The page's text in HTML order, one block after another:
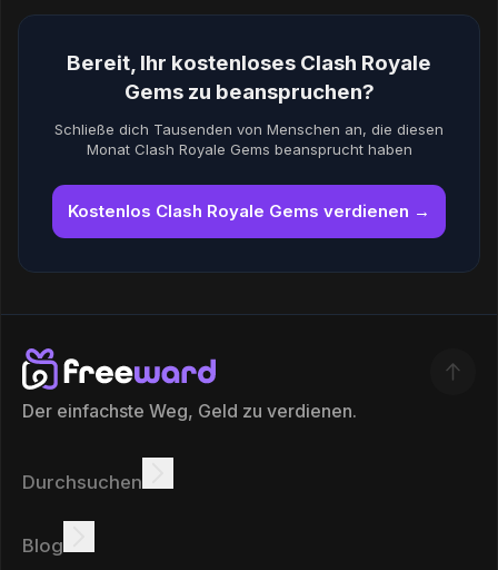
Bereit, Ihr kostenloses Clash Royale
Gems zu beanspruchen?
Schließe dich Tausenden von Menschen an, die diesen
Monat Clash Royale Gems beansprucht haben
Kostenlos Clash Royale Gems verdienen →
Der einfachste Weg, Geld zu verdienen.
Durchsuchen
Verdienen
Blog